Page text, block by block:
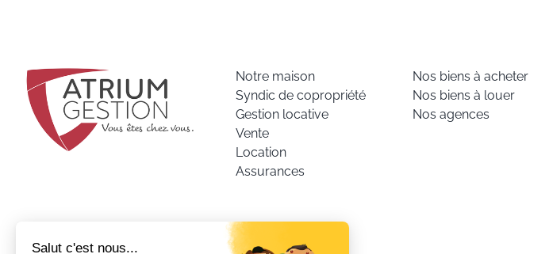
Notre maison
Syndic de copropriété
Gestion locative
Vente
Location
Assurances
Nos biens à acheter
Nos biens à louer
Nos agences